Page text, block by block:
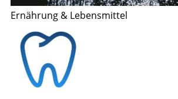
Ernährung & Lebensmittel